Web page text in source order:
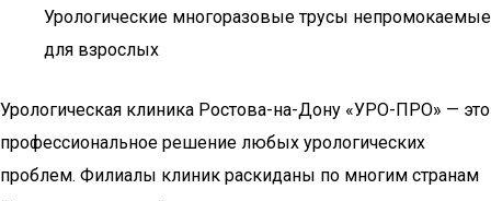
Урологические многоразовые трусы непромокаемые
для взрослых
Урологическая клиника Ростова-на-Дону «УРО-ПРО» — это
профессиональное решение любых урологических
проблем. Филиалы клиник раскиданы по многим странам